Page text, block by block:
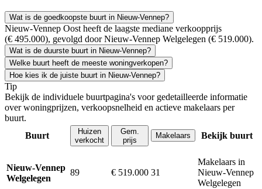
Wat is de goedkoopste buurt in Nieuw-Vennep?
Nieuw-Vennep Oost heeft de laagste mediane verkoopprijs
(€ 495.000), gevolgd door Nieuw-Vennep Welgelegen (€ 519.000).
Wat is de duurste buurt in Nieuw-Vennep?
Welke buurt heeft de meeste woningverkopen?
Hoe kies ik de juiste buurt in Nieuw-Vennep?
Tip
Bekijk de individuele buurtpagina's voor gedetailleerde informatie
over woningprijzen, verkoopsnelheid en actieve makelaars per
buurt.
Buurt
Huizen
verkocht
Gem.
prijs
Makelaars Bekijk buurt
Nieuw-Vennep
Welgelegen
89 € 519.000 31
Makelaars in
Nieuw-Vennep
Welgelegen